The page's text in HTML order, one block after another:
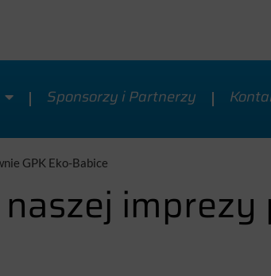
Sponsorzy i Partnerzy
GPK Eko-Babice